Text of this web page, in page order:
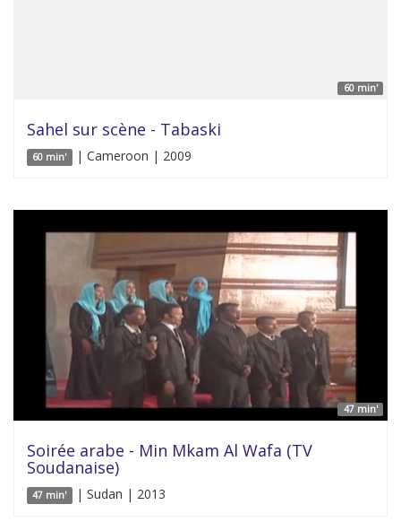
60 min'
Sahel sur scène - Tabaski
60 min' | Cameroon | 2009
47 min'
Soirée arabe - Min Mkam Al Wafa (TV
Soudanaise)
47 min' | Sudan | 2013